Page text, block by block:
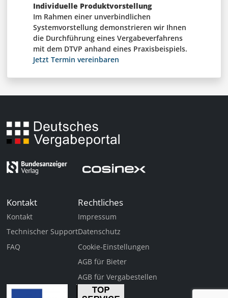
Individuelle Produktvorstellung
Im Rahmen einer unverbindlichen
Systemvorstellung demonstrieren wir Ihnen
die Durchführung eines Vergabeverfahrens
mit dem DTVP anhand eines Praxisbeispiels.
Jetzt Termin vereinbaren
Kontakt
Kontakt
Technischer Support
FAQ
Rechtliches
Impressum
Datenschutz
Cookie-Einstellungen
AGB für Bieter
AGB für Vergabestellen